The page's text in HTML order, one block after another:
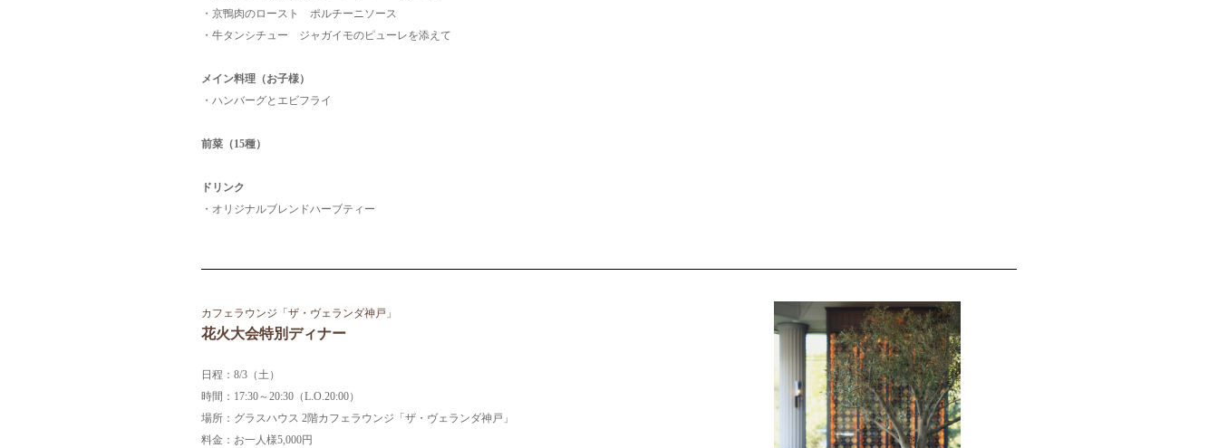
・京鴨肉のロースト ポルチーニソース
・牛タンシチュー ジャガイモのピューレを添えて
メイン料理（お子様）
・ハンバーグとエビフライ
前菜（15種）
ドリンク
・オリジナルブレンドハーブティー
カフェラウンジ「ザ・ヴェランダ神戸」
花火大会特別ディナー
日程：8/3（土）
時間：17:30～20:30（L.O.20:00）
場所：グラスハウス 2階カフェラウンジ「ザ・ヴェランダ神戸」
料金：お一人様5,000円